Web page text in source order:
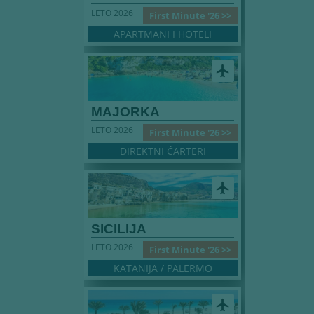
First Minute '26 >>
LETO 2026
APARTMANI I HOTELI
airplanemode_active
MAJORKA
First Minute '26 >>
LETO 2026
DIREKTNI ČARTERI
airplanemode_active
SICILIJA
First Minute '26 >>
LETO 2026
KATANIJA / PALERMO
airplanemode_active